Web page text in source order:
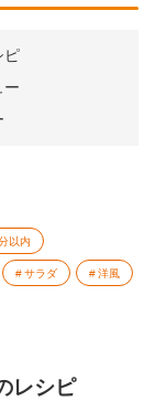
ピ
ー
以内
サラダ 洋風
レシピ